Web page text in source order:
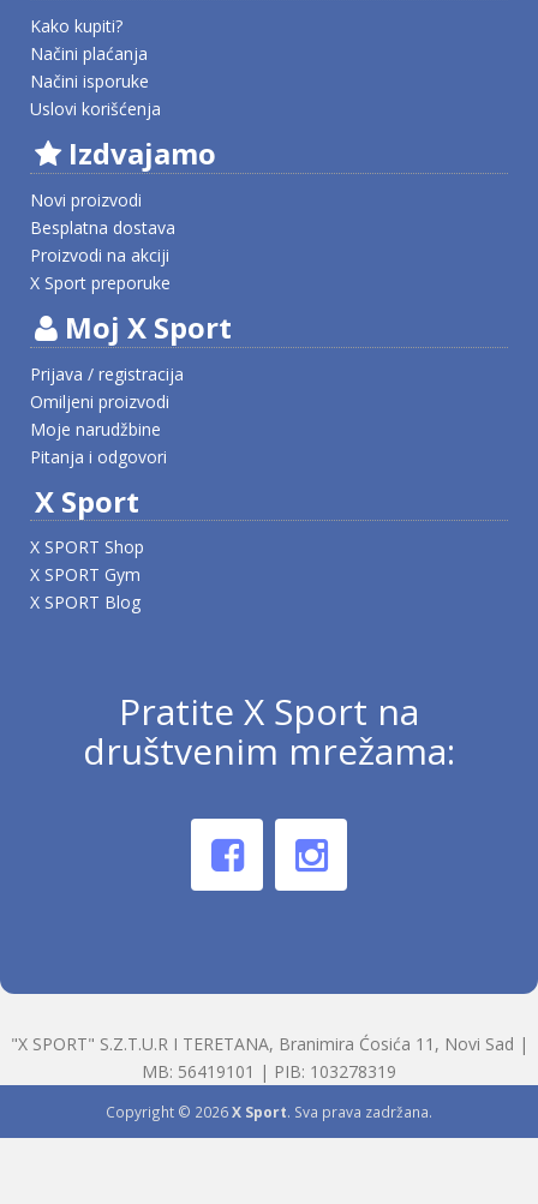
Kako kupiti?
Načini plaćanja
Načini isporuke
Uslovi korišćenja
Izdvajamo
Novi proizvodi
Besplatna dostava
Proizvodi na akciji
X Sport preporuke
Moj X Sport
Prijava / registracija
Omiljeni proizvodi
Moje narudžbine
Pitanja i odgovori
X Sport
X SPORT Shop
X SPORT Gym
X SPORT Blog
Pratite X Sport na
društvenim mrežama:
"X SPORT" S.Z.T.U.R I TERETANA, Branimira Ćosića 11, Novi Sad |
MB: 56419101 | PIB: 103278319
Copyright © 2026X Sport. Sva prava zadržana.